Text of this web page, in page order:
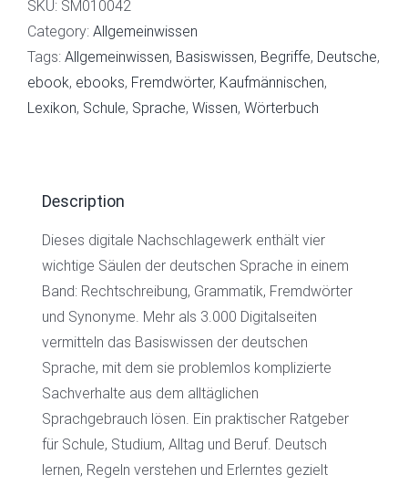
quantity
SKU: SM010042
Category: Allgemeinwissen
Tags: Allgemeinwissen, Basiswissen, Begriffe, Deutsche,
ebook, ebooks, Fremdwörter, Kaufmännischen,
Lexikon, Schule, Sprache, Wissen, Wörterbuch
Description
Dieses digitale Nachschlagewerk enthält vier
wichtige Säulen der deutschen Sprache in einem
Band: Rechtschreibung, Grammatik, Fremdwörter
und Synonyme. Mehr als 3.000 Digitalseiten
vermitteln das Basiswissen der deutschen
Sprache, mit dem sie problemlos komplizierte
Sachverhalte aus dem alltäglichen
Sprachgebrauch lösen. Ein praktischer Ratgeber
für Schule, Studium, Alltag und Beruf. Deutsch
lernen, Regeln verstehen und Erlerntes gezielt